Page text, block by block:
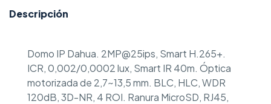
Descripción
Domo IP Dahua. 2MP@25ips, Smart H.265+.
ICR, 0,002/0,0002 lux, Smart IR 40m. Óptica
motorizada de 2,7~13,5 mm. BLC, HLC, WDR
120dB, 3D-NR, 4 ROI. Ranura MicroSD, RJ45,